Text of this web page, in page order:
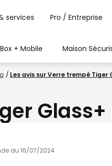
services Pro / Entreprise
Box + Mobile Maison
Les avis sur Verre trempé Tiger
Glass+
du 16/07/2024